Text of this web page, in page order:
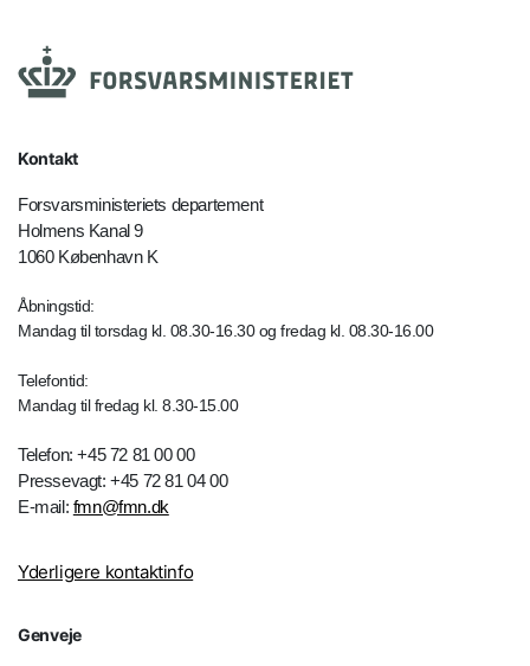
Kontakt
Forsvarsministeriets departement
Holmens Kanal 9
1060 København K
Åbningstid:
Mandag til torsdag kl. 08.30-16.30 og fredag kl. 08.30-16.00
Telefontid:
Mandag til fredag kl. 8.30-15.00
Telefon: +45 72 81 00 00
Pressevagt: +45 72 81 04 00
E-mail: fmn@fmn.dk
Yderligere kontaktinfo
Genveje